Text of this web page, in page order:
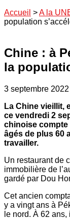
Accueil >A la
population
Chine : à
la
3 septembre 2022
La Chine vieillit,
ce vendredi 2
chinoise compte
âgés de plus 60
travailler.
Un restaurant de
immobilière de
gardé par Dou
Cet ancien
y a vingt ans à
le nord. À 62